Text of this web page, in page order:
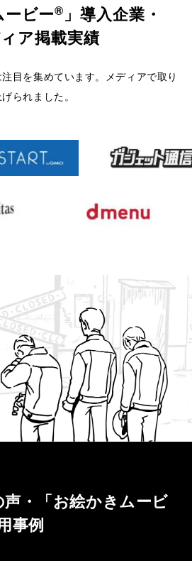
ービー® 」導入企業・
ア掲載実績
目を集めています。メディアで取り
られました。
声・「お絵かきムービ
事例